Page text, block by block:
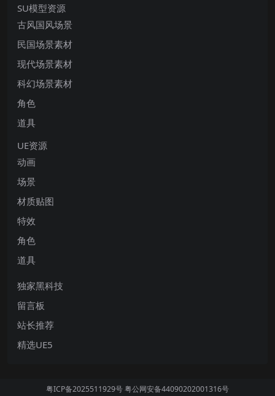
SU模型资源
古风国风场景
民国场景素材
现代场景素材
科幻场景素材
角色
道具
UE资源
动画
场景
材质贴图
特效
角色
道具
独家黑科技
留言板
站长推荐
精选UE5
粤ICP备2025511929号粤公网安备44090202001316号